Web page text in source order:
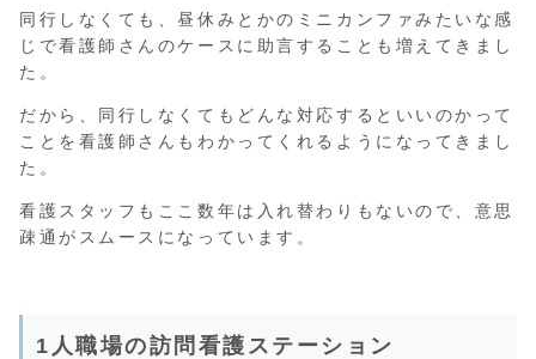
同行しなくても、昼休みとかのミニカンファみたいな感
じで看護師さんのケースに助言することも増えてきまし
た。
だから、同行しなくてもどんな対応するといいのかって
ことを看護師さんもわかってくれるようになってきまし
た。
看護スタッフもここ数年は入れ替わりもないので、意思
疎通がスムースになっています。
1人職場の訪問看護ステーション